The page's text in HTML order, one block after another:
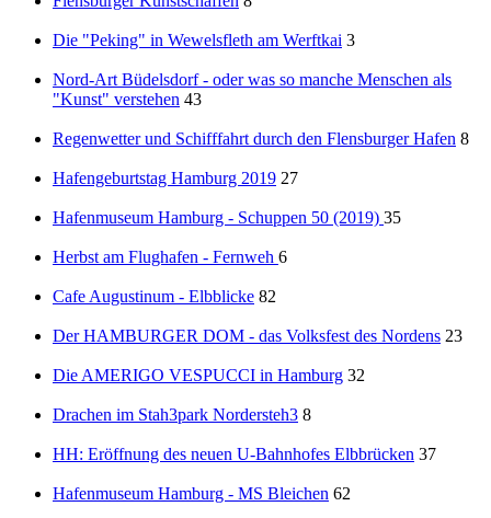
Die "Peking" in Wewelsfleth am Werftkai 3
Nord-Art Büdelsdorf - oder was so manche Menschen als
"Kunst" verstehen 43
Regenwetter und Schifffahrt durch den Flensburger Hafen 8
Hafengeburtstag Hamburg 2019 27
Hafenmuseum Hamburg - Schuppen 50 (2019) 35
Herbst am Flughafen - Fernweh 6
Cafe Augustinum - Elbblicke 82
Der HAMBURGER DOM - das Volksfest des Nordens 23
Die AMERIGO VESPUCCI in Hamburg 32
Drachen im Stah3park Nordersteh3 8
HH: Eröffnung des neuen U-Bahnhofes Elbbrücken 37
Hafenmuseum Hamburg - MS Bleichen 62